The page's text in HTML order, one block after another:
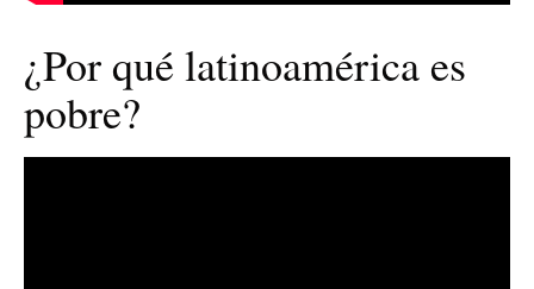
¿Por qué latinoamérica es
pobre?